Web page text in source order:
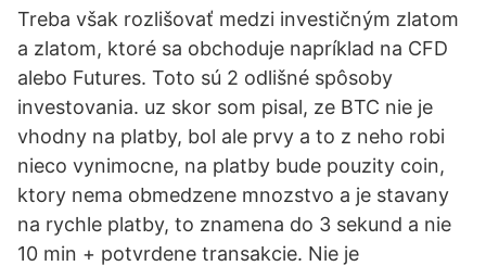
Treba však rozlišovať medzi investičným zlatom
a zlatom, ktoré sa obchoduje napríklad na CFD
alebo Futures. Toto sú 2 odlišné spôsoby
investovania. uz skor som pisal, ze BTC nie je
vhodny na platby, bol ale prvy a to z neho robi
nieco vynimocne, na platby bude pouzity coin,
ktory nema obmedzene mnozstvo a je stavany
na rychle platby, to znamena do 3 sekund a nie
10 min + potvrdene transakcie. Nie je